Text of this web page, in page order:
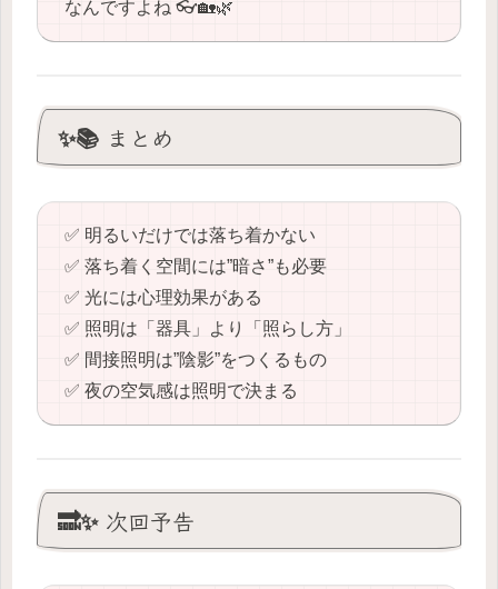
なんですよね 👓🏡🌿
✨📚 まとめ
✅ 明るいだけでは落ち着かない
✅ 落ち着く空間には”暗さ”も必要
✅ 光には心理効果がある
✅ 照明は「器具」より「照らし方」
✅ 間接照明は”陰影”をつくるもの
✅ 夜の空気感は照明で決まる
🔜✨ 次回予告